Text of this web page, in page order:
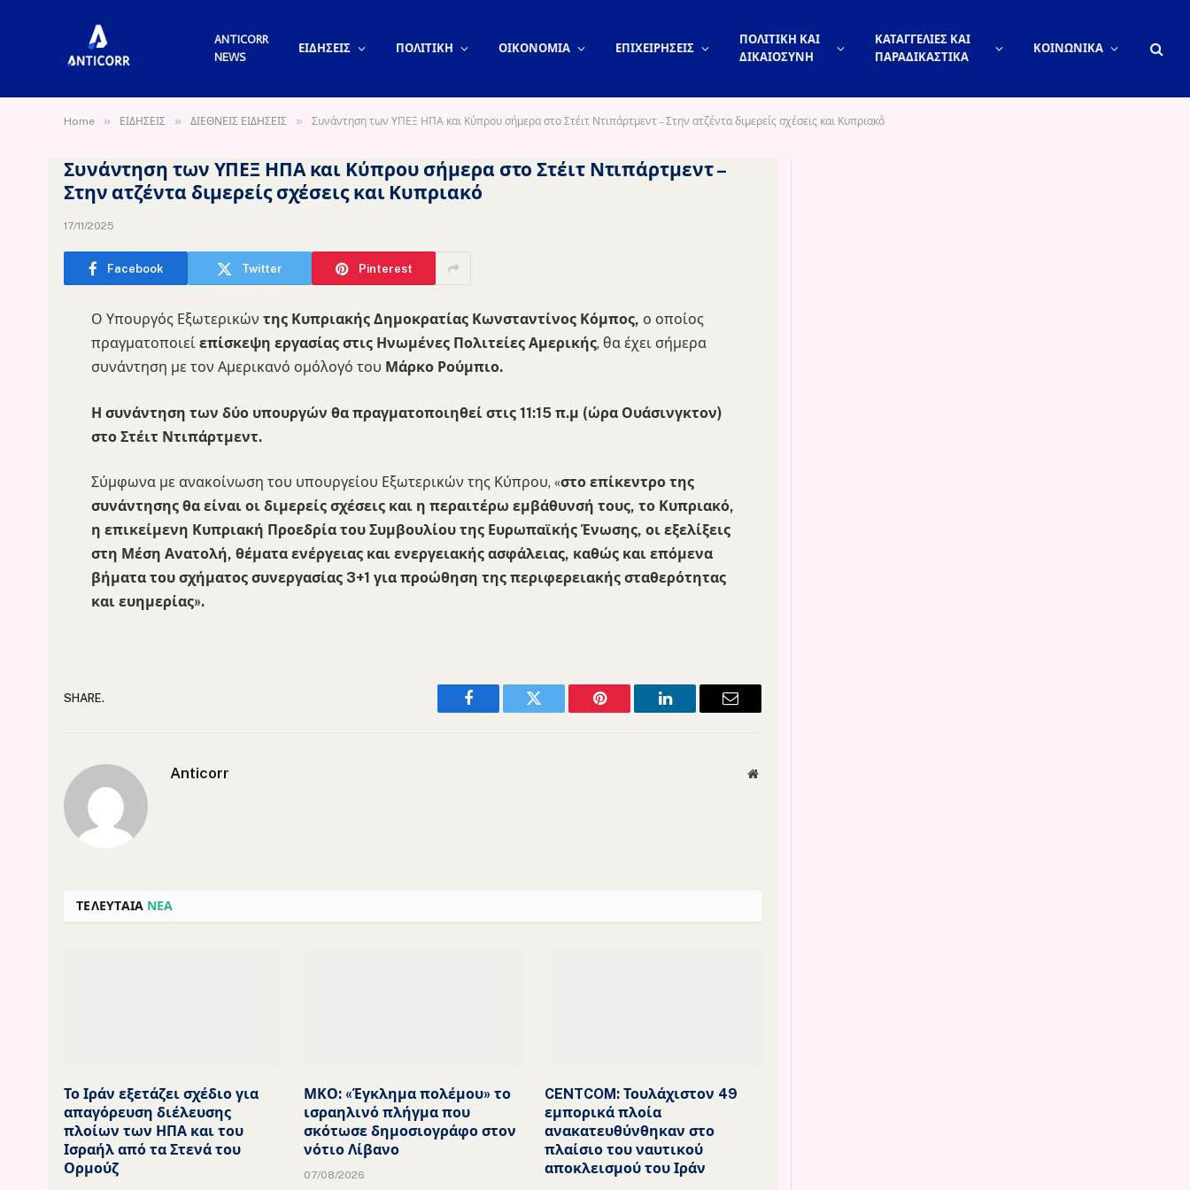
ANTICORR
NEWS
ΕΙΔΗΣΕΙΣ ΠΟΛΙΤΙΚΗ ΟΙΚΟΝΟΜΙΑ ΕΠΙΧΕΙΡΗΣΕΙΣ
ΠΟΛΙΤΙΚΗ ΚΑΙ
ΔΙΚΑΙΟΣΥΝΗ
ΚΑΤΑΓΓΕΛΙΕΣ ΚΑΙ
ΠΑΡΑΔΙΚΑΣΤΙΚΑ
ΚΟΙΝΩΝΙΚΑ
Home » ΕΙΔΗΣΕΙΣ » ΔΙΕΘΝΕΙΣ ΕΙΔΗΣΕΙΣ » Συνάντηση των ΥΠΕΞ ΗΠΑ και Κύπρου σήμερα στο Στέιτ Ντιπάρτμεντ – Στην ατζέντα διμερείς σχέσεις και Κυπριακό
Συνάντηση των ΥΠΕΞ ΗΠΑ και Κύπρου σήμερα στο Στέιτ Ντιπάρτμεντ –
Στην ατζέντα διμερείς σχέσεις και Κυπριακό
17/11/2025
Facebook Twitter Pinterest
Ο Υπουργός Εξωτερικών της Κυπριακής Δημοκρατίας Κωνσταντίνος Κόμπος, ο οποίος
πραγματοποιεί επίσκεψη εργασίας στις Ηνωμένες Πολιτείες Αμερικής, θα έχει σήμερα
συνάντηση με τον Αμερικανό ομόλογό του Μάρκο Ρούμπιο.
Η συνάντηση των δύο υπουργών θα πραγματοποιηθεί στις 11:15 π.μ (ώρα Ουάσινγκτον)
στο Στέιτ Ντιπάρτμεντ.
Σύμφωνα με ανακοίνωση του υπουργείου Εξωτερικών της Κύπρου, «στο επίκεντρο της
συνάντησης θα είναι οι διμερείς σχέσεις και η περαιτέρω εμβάθυνσή τους, το Κυπριακό,
η επικείμενη Κυπριακή Προεδρία του Συμβουλίου της Ευρωπαϊκής Ένωσης, οι εξελίξεις
στη Μέση Ανατολή, θέματα ενέργειας και ενεργειακής ασφάλειας, καθώς και επόμενα
βήματα του σχήματος συνεργασίας 3+1 για προώθηση της περιφερειακής σταθερότητας
και ευημερίας».
SHARE.
Facebook Twitter Pinterest LinkedIn Email
Anticorr Website
ΤΕΛΕΥΤΑΙΑ ΝΕΑ
Το Ιράν εξετάζει σχέδιο για
απαγόρευση διέλευσης
πλοίων των ΗΠΑ και του
Ισραήλ από τα Στενά του
Ορμούζ
ΜΚΟ: «Έγκλημα πολέμου» το
ισραηλινό πλήγμα που
σκότωσε δημοσιογράφο στον
νότιο Λίβανο
07/08/2026
CENTCOM: Τουλάχιστον 49
εμπορικά πλοία
ανακατευθύνθηκαν στο
πλαίσιο του ναυτικού
αποκλεισμού του Ιράν